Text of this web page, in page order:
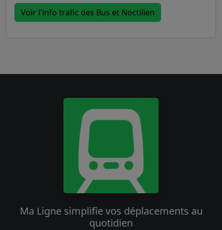
Voir l'info trafic des Bus et Noctilien
Ma Ligne simplifie vos déplacements au
quotidien